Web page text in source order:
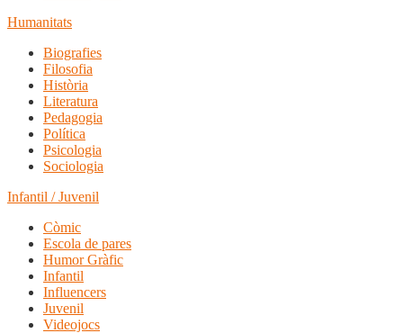
Humanitats
Biografies
Filosofia
Història
Literatura
Pedagogia
Política
Psicologia
Sociologia
Infantil / Juvenil
Còmic
Escola de pares
Humor Gràfic
Infantil
Influencers
Juvenil
Videojocs